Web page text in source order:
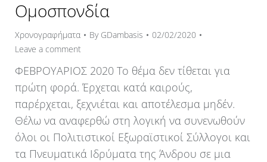
Ομοσπονδία
Χρονογραφήματα By GDambasis
02/02/2020
Leave a comment
ΦΕΒΡΟΥΑΡΙΟΣ 2020 Το θέμα δεν τίθεται για
πρώτη φορά. Έρχεται κατά καιρούς,
παρέρχεται, ξεχνιέται και αποτέλεσμα μηδέν.
Θέλω να αναφερθώ στη λογική να συνενωθούν
όλοι οι Πολιτιστικοί Εξωραϊστικοί Σύλλογοι και
τα Πνευματικά Ιδρύματα της Άνδρου σε μια